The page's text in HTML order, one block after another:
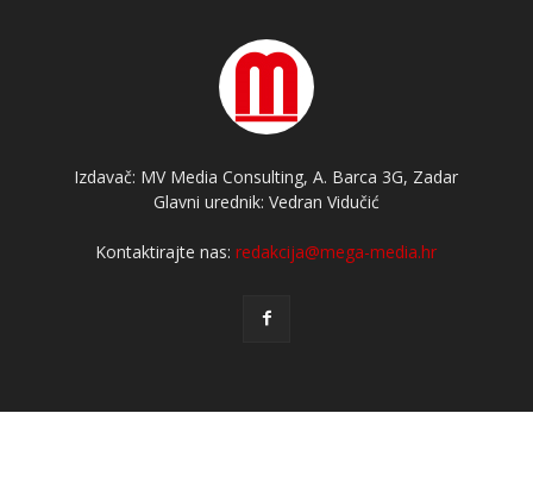
Izdavač: MV Media Consulting, A. Barca 3G, Zadar
Glavni urednik: Vedran Vidučić
Kontaktirajte nas:redakcija@mega-media.hr